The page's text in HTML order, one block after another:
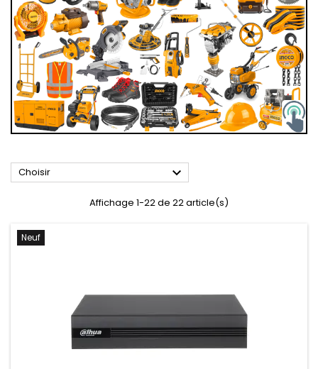
Choisir 
Affichage 1-22 de 22 article(s)
Neuf